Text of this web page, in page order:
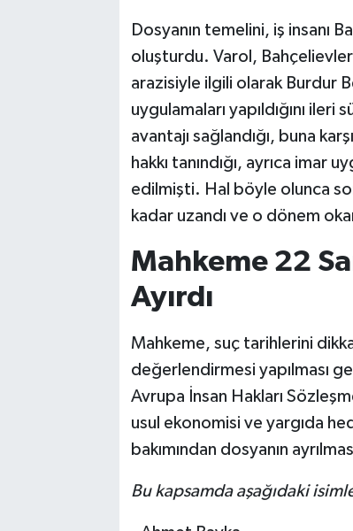
Dosyanın temelini, iş insanı
oluşturdu. Varol, Bahçelievler
arazisiyle ilgili olarak Burdur
uygulamaları yapıldığını
avantajı sağlandığı, buna
hakkı tanındığı, ayrıca imar
edilmişti. Hal böyle olunca
kadar uzandı ve o dönem
Mahkeme 22
Ayırdı
Mahkeme, suç tarihlerini
değerlendirmesi yapılması
Avrupa İnsan Hakları
usul ekonomisi ve yargıda
bakımından dosyanın
Bu kapsamda aşağıdaki